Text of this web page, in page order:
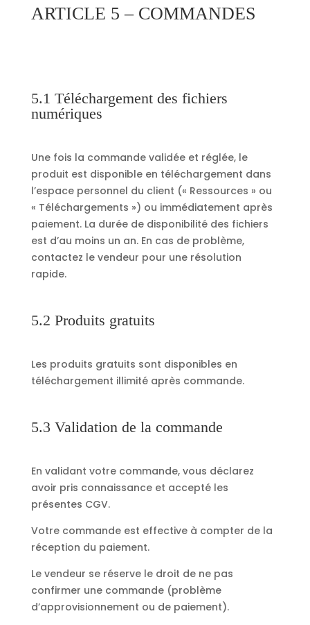
ARTICLE 5 – COMMANDES
5.1 Téléchargement des fichiers
numériques
Une fois la commande validée et réglée, le
produit est disponible en téléchargement dans
l’espace personnel du client (« Ressources » ou
« Téléchargements ») ou immédiatement après
paiement. La durée de disponibilité des fichiers
est d’au moins un an. En cas de problème,
contactez le vendeur pour une résolution
rapide.
5.2 Produits gratuits
Les produits gratuits sont disponibles en
téléchargement illimité après commande.
5.3 Validation de la commande
En validant votre commande, vous déclarez
avoir pris connaissance et accepté les
présentes CGV.
Votre commande est effective à compter de la
réception du paiement.
Le vendeur se réserve le droit de ne pas
confirmer une commande (problème
d’approvisionnement ou de paiement).